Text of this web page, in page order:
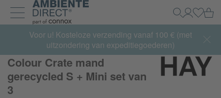
Home
Navigatie uit- en inklappen
Zoeken
Mijn
Summer Sale:met tot 65% korting >> nu bestellen
Voor u! Kosteloze verzending vanaf 100 € (met
uitzondering van expeditiegoederen)
Colour Crate mand
gerecycled S + Mini set van
3